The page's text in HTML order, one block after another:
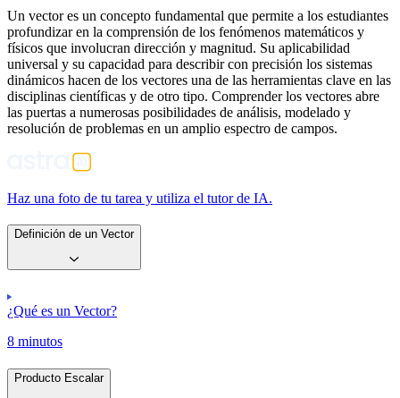
Un vector es un concepto fundamental que permite a los estudiantes
profundizar en la comprensión de los fenómenos matemáticos y
físicos que involucran dirección y magnitud. Su aplicabilidad
universal y su capacidad para describir con precisión los sistemas
dinámicos hacen de los vectores una de las herramientas clave en las
disciplinas científicas y de otro tipo. Comprender los vectores abre
las puertas a numerosas posibilidades de análisis, modelado y
resolución de problemas en un amplio espectro de campos.
Haz una foto de tu tarea y utiliza el tutor de IA.
Definición de un Vector
¿Qué es un Vector?
8 minutos
Producto Escalar